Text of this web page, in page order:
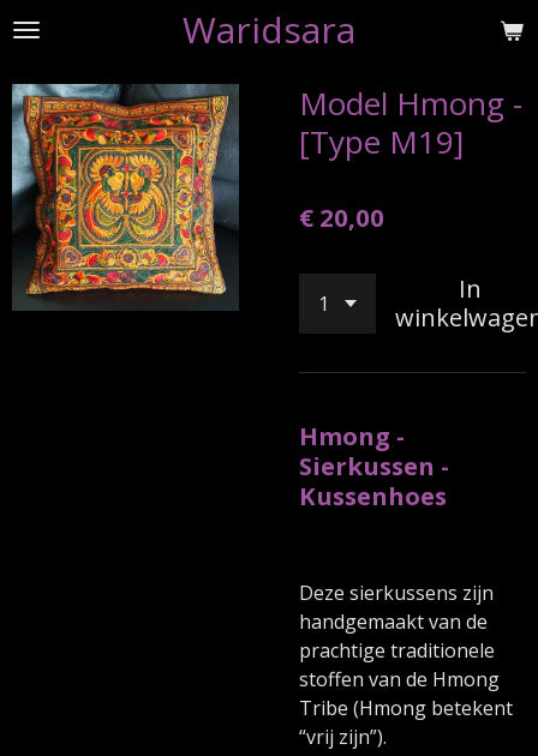
Ga
naar
de
hoofdinhoud
Waridsara
Model Hmong -
[Type M19]
€ 20,00
In
Hmong -
Sierkussen -
Kussenhoes
Deze sierkussens zijn
handgemaakt van de
prachtige traditionele
stoffen van de Hmong
Tribe (Hmong betekent
“vrij zijn”).